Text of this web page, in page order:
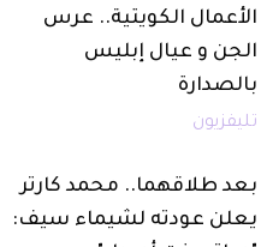
الأعمال الكويتية.. عرس
الجن و عيال إبليس
بالصدارة
تليفزيون
بعد طلاقهما.. محمد كارتر
يعلن عودته لشيماء سيف: